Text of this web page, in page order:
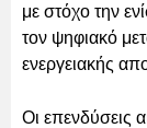
με στόχο την
τον ψηφιακό
ενεργειακής
Οι επενδύσεις